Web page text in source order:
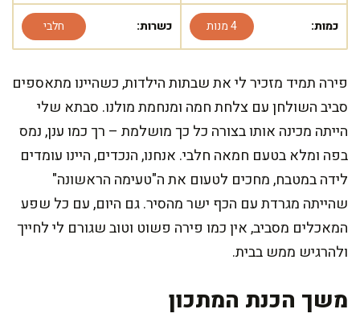
כמות: 4 מנות כשרות: חלבי
פירה תמיד מזכיר לי את שבתות הילדות, כשהיינו מתאספים
סביב השולחן עם צלחת חמה ומנחמת מולנו. סבתא שלי
הייתה מכינה אותו בצורה כל כך מושלמת – רך כמו ענן, נמס
בפה ומלא בטעם חמאה חלבי. אנחנו, הנכדים, היינו עומדים
לידה במטבח, מחכים לטעום את ה"טעימה הראשונה"
שהייתה מגרדת עם הכף ישר מהסיר. גם היום, עם כל שפע
המאכלים מסביב, אין כמו פירה פשוט וטוב שגורם לי לחייך
ולהרגיש ממש בבית.
משך הכנת המתכון